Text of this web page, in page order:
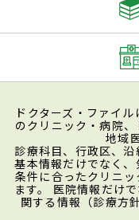
ドクターズ・ファイ
のクリニック・病院
地域
診療科目、行政区、
基本情報だけでなく
条件に合ったクリニ
ます。 医院情報だけ
関する情報（診療方